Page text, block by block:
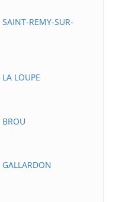
REMY-SUR-
LOUPE